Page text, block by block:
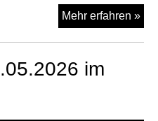
Mehr erfahren »
am
im